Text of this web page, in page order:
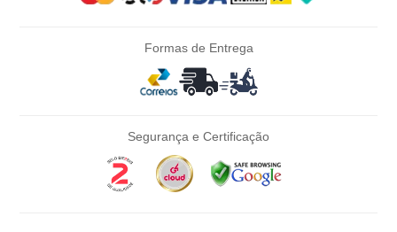
Formas de Entrega
Segurança e Certificação